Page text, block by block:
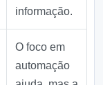
informação.
O foco em
automação